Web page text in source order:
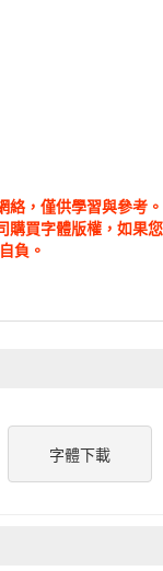
絡，僅供學習與參考。
購買字體版權，如果您
負。
字體下載